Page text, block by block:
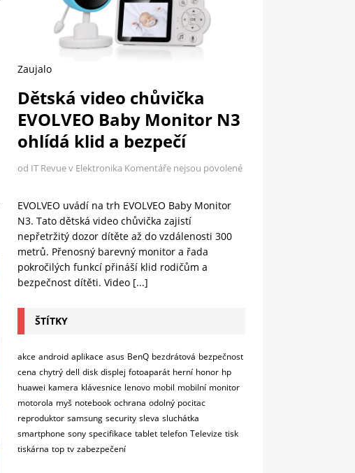
Zaujalo
Dětská video chůvička
EVOLVEO Baby Monitor N3
ohlídá klid a bezpečí
od IT Revue v Elektronika Komentáře nejsou povolené
EVOLVEO uvádí na trh EVOLVEO Baby Monitor
N3. Tato dětská video chůvička zajistí
nepřetržitý dozor dítěte až do vzdálenosti 300
metrů. Přenosný barevný monitor a řada
pokročilých funkcí přináší klid rodičům a
bezpečnost dítěti. Video [...]
ŠTÍTKY
akce android aplikace asus BenQ bezdrátová bezpečnost
cena chytrý dell disk displej fotoaparát herní honor hp
huawei kamera klávesnice lenovo mobil mobilní monitor
motorola myš notebook ochrana odolný pocitac
reproduktor samsung security sleva sluchátka
smartphone sony specifikace tablet telefon Televize tisk
tiskárna top tv zabezpečení